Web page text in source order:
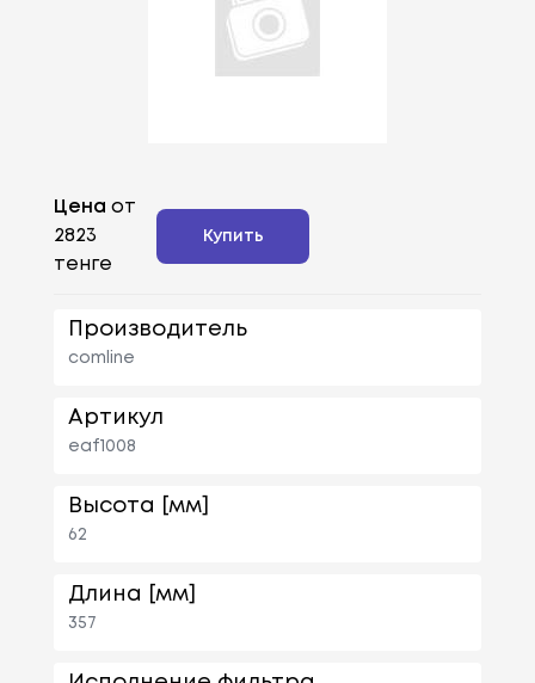
Цена от
2823
тенге
Купить
Производитель
comline
Артикул
eaf1008
Высота [мм]
62
Длина [мм]
357